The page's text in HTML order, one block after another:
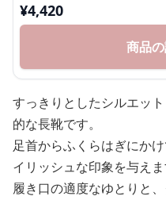
¥4,420
商品
すっきりとしたシルエッ
的な長靴です。
足首からふくらはぎにか
イリッシュな印象を与えま
履き口の適度なゆとりと